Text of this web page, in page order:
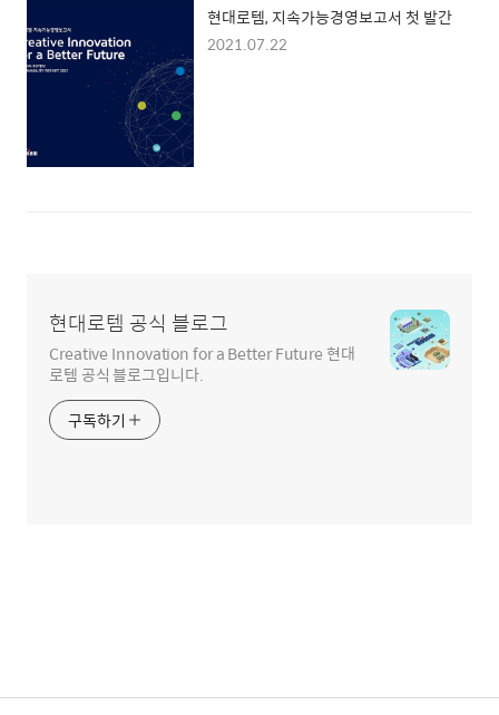
현대로템, 지속가능경영보고서 첫 발간
2021.07.22
현대로템 공식 블로그
Creative Innovation for a Better Future 현대
로템 공식 블로그입니다.
구독하기